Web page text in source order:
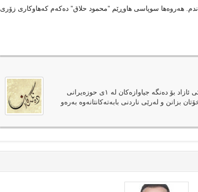
هەروەها سوپاسی هاوڕێم ”محمود حلاق” دەکەم کەهاوکاری زۆری
دەنگەکان وەک رۆژنامەیەکی ئەلکترۆنی لەپێناوی فەراهەمکردنی سەکۆیەکی ئازاد بۆ دەنگە جیاوازەکان لە ١ی حوزەیرانی
بزانن و لەرێی ناردنی بابەتەکانتانەوە بەرەو